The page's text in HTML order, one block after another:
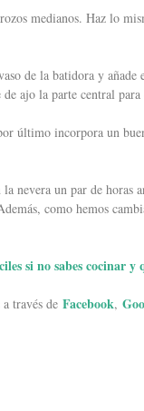
medianos. Haz lo
de la batidora y
ajo la parte central para
último incorpora un
nevera un par de horas
como hemos
si no sabes cocinar y
través de Facebook,